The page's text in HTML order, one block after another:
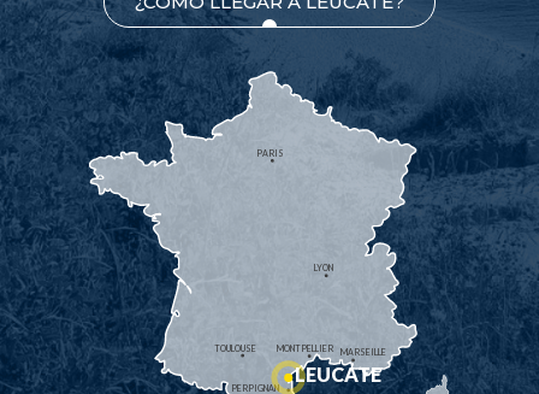
MONTPELLIER
PERPIGNAN
MARSEILLE
TOULOUSE
LYON
PARIS
LEUCATE